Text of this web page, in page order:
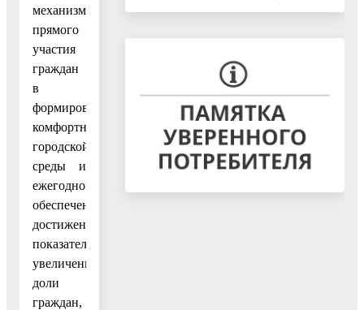
механизма
прямого
участия
граждан
в
формировании
комфортной
городской
среды и
ежегодного
обеспечения
достижения
показателя
увеличения
доли
граждан,